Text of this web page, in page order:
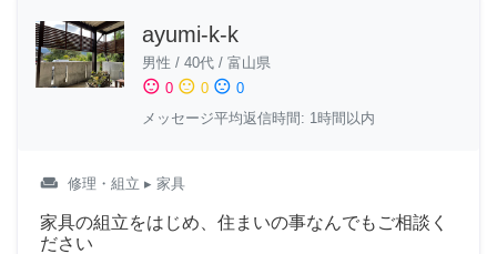
ayumi-k-k
男性 / 40代 / 富山県
sentiment_satisfied 0 sentiment_neutral 0 sentiment_dissatisfied 0
メッセージ平均返信時間: 1時間以内
weekend 修理・組立 ▸ 家具
家具の組立をはじめ、住まいの事なんでもご相談く
ださい